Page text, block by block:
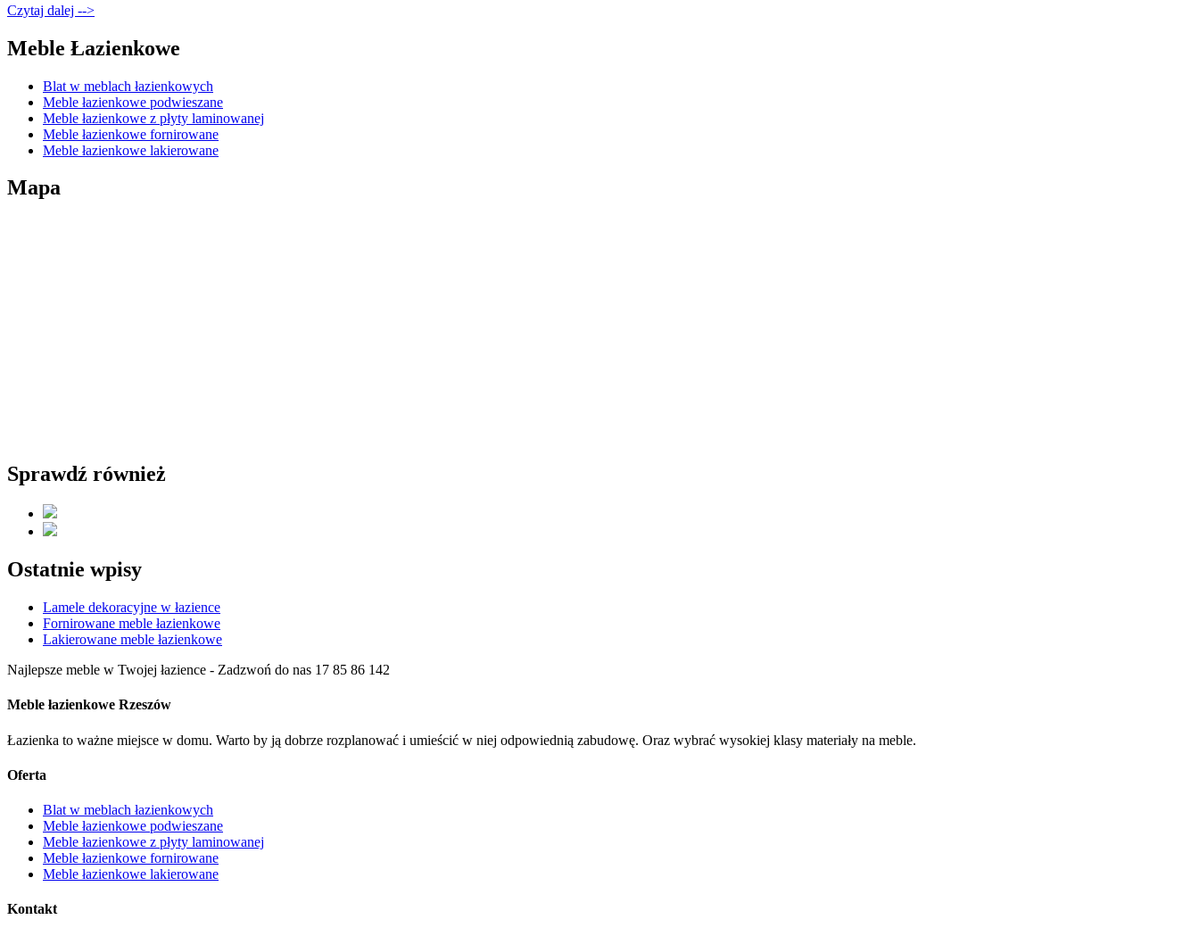
Czytaj dalej -->
Meble Łazienkowe
Blat w meblach łazienkowych
Meble łazienkowe podwieszane
Meble łazienkowe z płyty laminowanej
Meble łazienkowe fornirowane
Meble łazienkowe lakierowane
Mapa
Sprawdź również
Ostatnie wpisy
Lamele dekoracyjne w łazience
Fornirowane meble łazienkowe
Lakierowane meble łazienkowe
Najlepsze meble w Twojej łazience - Zadzwoń do nas 17 85 86 142
Meble łazienkowe Rzeszów
Łazienka to ważne miejsce w domu. Warto by ją dobrze rozplanować i umieścić w niej odpowiednią zabudowę. Oraz wybrać wysokiej klasy materiały na meble.
Oferta
Blat w meblach łazienkowych
Meble łazienkowe podwieszane
Meble łazienkowe z płyty laminowanej
Meble łazienkowe fornirowane
Meble łazienkowe lakierowane
Kontakt